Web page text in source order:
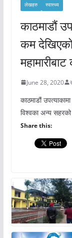
लेखहरु स्वास्थ्य
काठमाडौं
कम
June 28, 2020
काठमाडौं
विश्वका अन्य
Share this: